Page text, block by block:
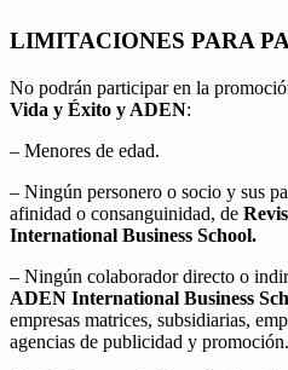
LIMITACIONES PARA
No podrán participar en la
Vida y Éxito y ADEN:
– Menores de edad.
– Ningún personero o socio y sus
afinidad o consanguinidad, de
International Business School.
– Ningún colaborador directo o
ADEN International Business
empresas matrices, subsidiarias,
agencias de publicidad y promoción.